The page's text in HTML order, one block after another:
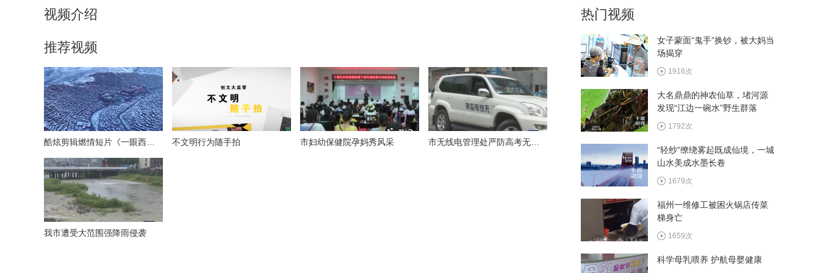
西十高铁执行优惠票价 十堰
往返西安6.4折起
看村BA畅游郧阳 多家景区
推出观赛福利
湖北省和美乡村篮球大赛总
决赛8月13日在郧阳区开赛
视频介绍
推荐视频
不文明行为随手拍 市妇幼保健院孕妈秀风采
我市遭受大范围强降雨侵袭
热门视频
女子蒙面“鬼手”换钞，被大妈当
场揭穿
1916次
大名鼎鼎的神农仙草，堵河源
发现“江边一碗水”野生群落
1792次
“轻纱”缭绕雾起既成仙境，一城
山水美成水墨长卷
1679次
福州一维修工被困火锅店传菜
梯身亡
1659次
科学母乳喂养 护航母婴健康